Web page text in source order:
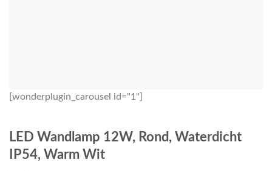
[wonderplugin_carousel id="1"]
LED Wandlamp 12W, Rond, Waterdicht
IP54, Warm Wit